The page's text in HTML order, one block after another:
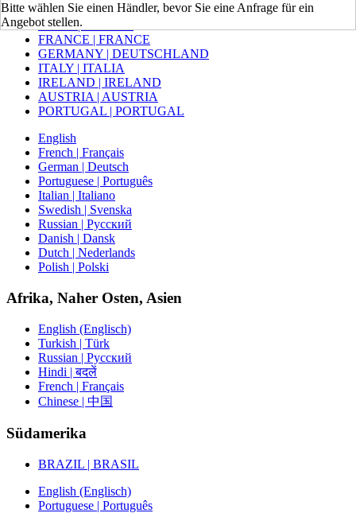
Bitte wählen Sie einen Händler, bevor Sie eine Anfrage für ein
Angebot stellen.
VEREINIGTES KÖNIGREICH
SPAIN | ESPAÑA
FRANCE | FRANCE
GERMANY | DEUTSCHLAND
ITALY | ITALIA
IRELAND | IRELAND
AUSTRIA | AUSTRIA
PORTUGAL | PORTUGAL
English
French | Français
German | Deutsch
Portuguese | Português
Italian | Italiano
Swedish | Svenska
Russian | Русский
Danish | Dansk
Dutch | Nederlands
Polish | Polski
Afrika, Naher Osten, Asien
English (Englisch)
Turkish | Türk
Russian | Русский
Hindi | बदलें
French | Français
Chinese | 中国
Südamerika
BRAZIL | BRASIL
English (Englisch)
Portuguese | Português